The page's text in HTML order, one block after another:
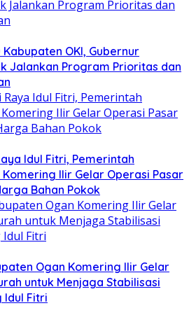
OKI, Gubernur
Jalankan Program Prioritas dan
Idul Fitri, Pemerintah
Ilir Gelar Operasi Pasar
Bahan Pokok
Ogan Komering Ilir Gelar
untuk Menjaga Stabilisasi
Idul Fitri